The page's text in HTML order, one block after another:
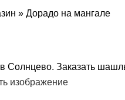
» Дорадо на мангале
изображение